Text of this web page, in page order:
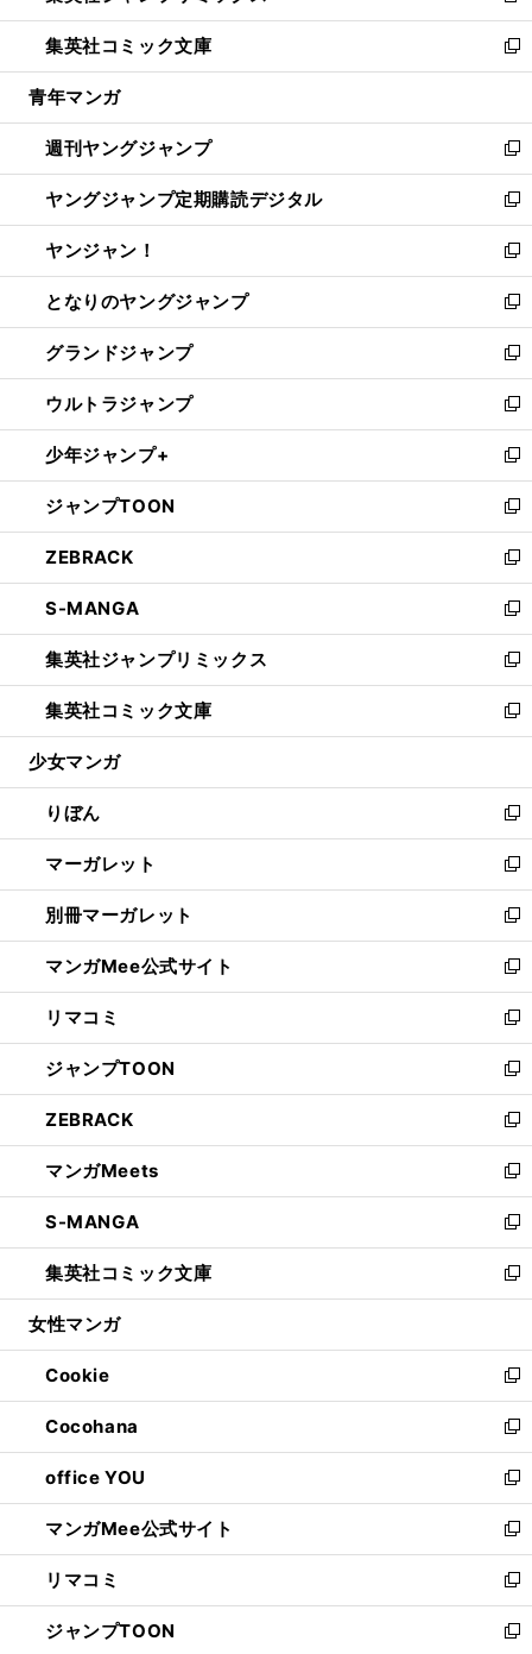
開
く
ウ
で
開
ン
ド
ウ
開
く
ウ
ィ
ン
ウ
で
開
く
し
い
ウ
ン
ド
ウ
で
開
く
集英社コミック文庫
新
し
ウ
ィ
ン
ド
ウ
で
開
く
青年マンガ
週刊ヤングジャンプ
新
し
い
ウ
ィ
ン
ド
ウ
で
開
く
ヤングジャンプ定期購読デジタル
新
し
い
ウ
ィ
ン
ド
ウ
で
開
く
ヤンジャン！
新
し
い
ウ
ィ
ン
ド
ウ
で
開
く
となりのヤングジャンプ
新
し
い
ウ
ィ
ン
ド
ウ
で
開
く
グランドジャンプ
新
し
い
ウ
ィ
ン
ド
ウ
で
開
く
ウルトラジャンプ
新
し
い
ウ
ィ
ン
ド
ウ
で
開
く
少年ジャンプ+
新
し
い
ウ
ィ
ン
ド
ウ
で
開
く
ジャンプTOON
新
し
い
ウ
ィ
ン
ド
ウ
で
開
ZEBRACK
新
し
い
ウ
ィ
ン
ド
ウ
開
く
S-MANGA
新
し
い
ウ
ィ
ン
ウ
で
開
く
集英社ジャンプリミックス
新
し
い
ウ
ン
ド
ウ
で
開
く
集英社コミック文庫
新
し
ウ
ィ
ン
ド
ウ
で
開
く
少女マンガ
りぼん
新
し
い
ウ
ィ
ン
ド
ウ
で
開
く
マーガレット
新
し
い
ウ
ィ
ン
ド
ウ
で
開
く
別冊マーガレット
新
し
い
ウ
ィ
ン
ド
ウ
で
開
く
マンガMee公式サイト
新
し
い
ウ
ィ
ン
ド
ウ
で
開
く
リマコミ
新
し
い
ウ
ィ
ン
ド
ウ
で
開
く
ジャンプTOON
新
し
い
ウ
ィ
ン
ド
ウ
で
開
ZEBRACK
新
し
い
ウ
ィ
ン
ド
ウ
開
く
マンガMeets
新
し
い
ウ
ィ
ン
ウ
で
開
く
S-MANGA
新
し
い
ウ
ン
ド
ウ
で
開
く
集英社コミック文庫
新
し
ウ
ィ
ン
ド
ウ
で
開
く
女性マンガ
Cookie
新
し
い
ウ
ィ
ン
ド
ウ
で
開
く
Cocohana
新
し
い
ウ
ィ
ン
ド
ウ
で
office YOU
新
し
い
ウ
ィ
ン
ド
マンガMee公式サイト
新
し
い
ウ
ィ
リマコミ
新
し
い
ジャンプTOON
新